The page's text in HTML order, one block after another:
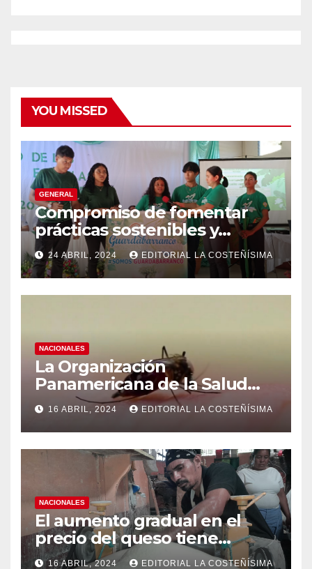
YOU MISSED
GENERAL
Compromiso de fomentar
prácticas sostenibles y
conciencia ecológica en las
instituciones educativas
24 ABRIL, 2024 EDITORIAL LA COSTEÑÍSIMA
NACIONALES
La Organización
Panamericana de la Salud
(OPS), recomienda reforzar
medidas ante el aumento de
casos de dengue
16 ABRIL, 2024 EDITORIAL LA COSTEÑÍSIMA
NACIONALES
El aumento gradual en el
precio del queso tiene
efectos a las Panaderias
16 ABRIL, 2024 EDITORIAL LA COSTEÑÍSIMA